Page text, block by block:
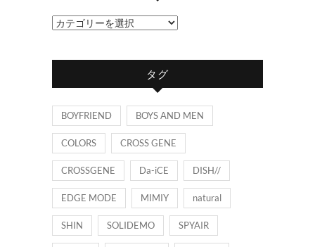
カ
ゴ
タグ
BOYFRIEND BOYS AND MEN
COLORS CROSS GENE
CROSSGENE Da-iCE DISH//
EDGE MODE MIMIY natural
SHIN SOLIDEMO SPYAIR